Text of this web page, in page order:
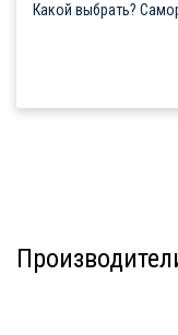
Какой выбрать?